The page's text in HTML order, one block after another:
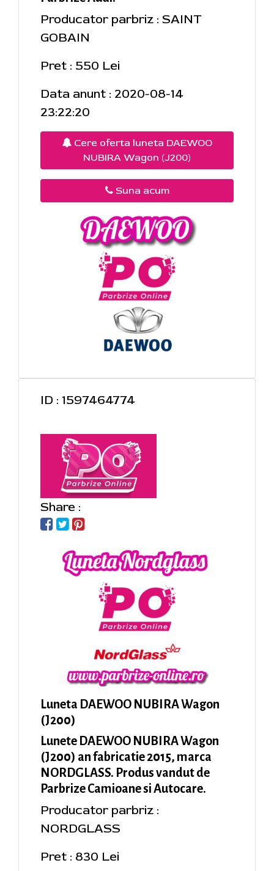
Producator parbriz : SAINT
GOBAIN
Pret : 550 Lei
Data anunt : 2020-08-14
23:22:20
Cere oferta luneta DAEWOO
NUBIRA Wagon (J200)
Suna acum
ID : 1597464774
Share :
Luneta DAEWOO NUBIRA Wagon
(J200)
Lunete DAEWOO NUBIRA Wagon
(J200) an fabricatie 2015, marca
NORDGLASS. Produs vandut de
Parbrize Camioane si Autocare.
Producator parbriz :
NORDGLASS
Pret : 830 Lei